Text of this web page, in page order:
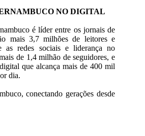
NO DIGITAL
é líder entre os jornais de
mais 3,7 milhões de leitores e
as redes sociais e liderança no
de 1,4 milhão de seguidores, e
que alcança mais de 400 mil
dia.
conectando gerações desde